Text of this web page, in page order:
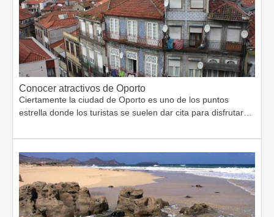
Conocer atractivos de Oporto
Ciertamente la ciudad de Oporto es uno de los puntos
estrella donde los turistas se suelen dar cita para disfrutar…